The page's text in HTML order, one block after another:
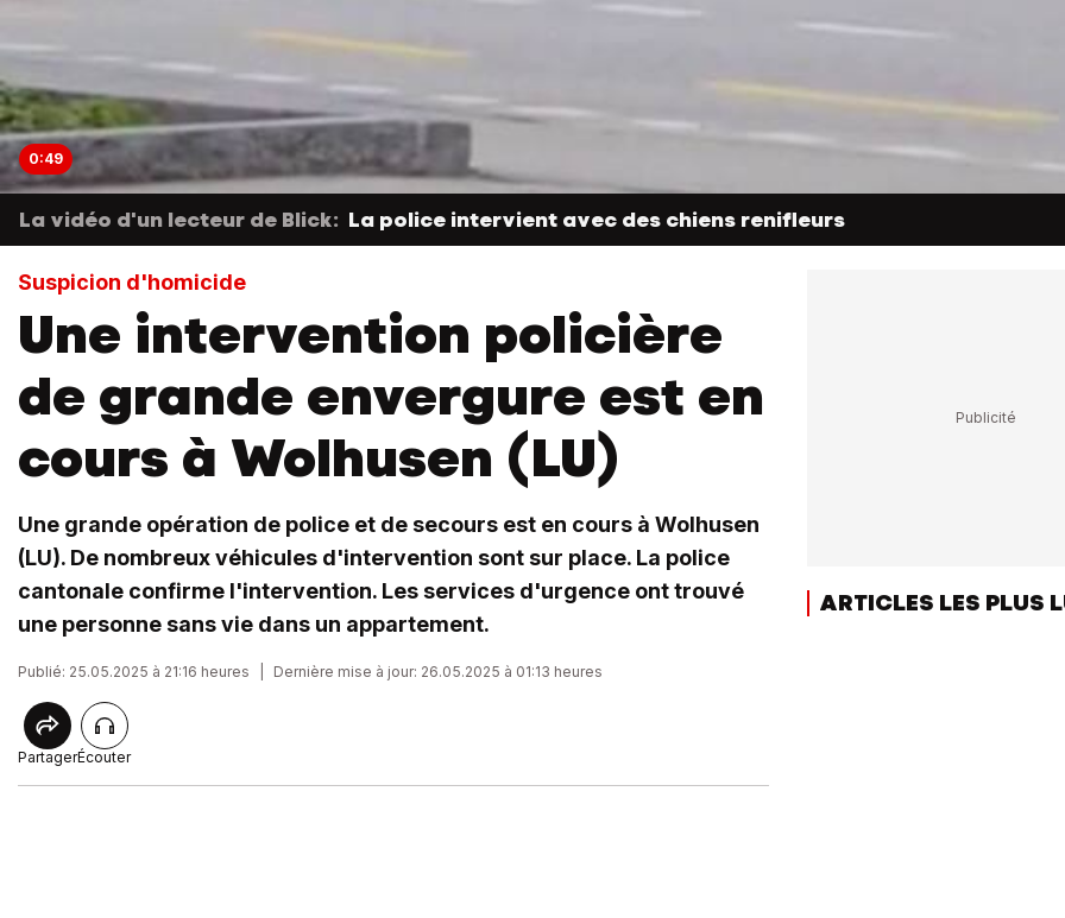
0:49
La vidéo d'un lecteur de Blick: La police intervient avec des chiens renifleurs
Suspicion d'homicide
Une intervention policière
de grande envergure est en
cours à Wolhusen (LU)
Une grande opération de police et de secours est en cours à Wolhusen
(LU). De nombreux véhicules d'intervention sont sur place. La police
cantonale confirme l'intervention. Les services d'urgence ont trouvé
une personne sans vie dans un appartement.
Publié: 25.05.2025 à 21:16 heures Dernière mise à jour: 26.05.2025 à 01:13 heures
PartagerÉcouter
ARTICLES LES PLUS